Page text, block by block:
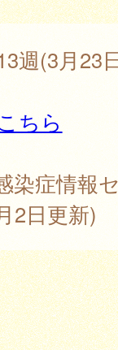
週(3月23
ちら
染症情報
2日更新)